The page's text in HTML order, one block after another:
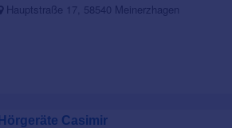
Hauptstraße 17, 58540 Meinerzhagen
Hörgeräte Casimir